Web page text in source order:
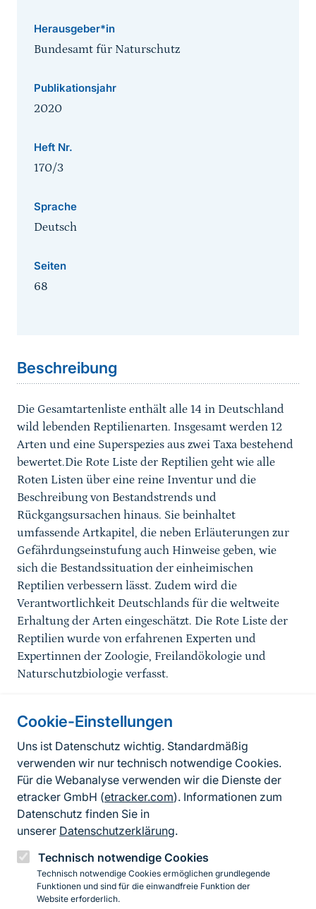
Cookie-Einstellungen
Uns ist Datenschutz wichtig. Standardmäßig
verwenden wir nur technisch notwendige Cookies.
Für die Webanalyse verwenden wir die Dienste der
etracker GmbH (etracker.com). Informationen zum
Datenschutz finden Sie in
unserer Datenschutzerklärung.
Technisch notwendige Cookies
Technisch notwendige Cookies ermöglichen grundlegende
Funktionen und sind für die einwandfreie Funktion der
Website erforderlich.
Herausgeber*in
Bundesamt für Naturschutz
Publikationsjahr
2020
Heft Nr.
170/3
Sprache
Deutsch
Seiten
68
Beschreibung
Die Gesamtartenliste enthält alle 14 in Deutschland
wild lebenden Reptilienarten. Insgesamt werden 12
Arten und eine Superspezies aus zwei Taxa bestehend
bewertet.Die Rote Liste der Reptilien geht wie alle
Roten Listen über eine reine Inventur und die
Beschreibung von Bestandstrends und
Rückgangsursachen hinaus. Sie beinhaltet
umfassende Artkapitel, die neben Erläuterungen zur
Gefährdungseinstufung auch Hinweise geben, wie
sich die Bestandssituation der einheimischen
Reptilien verbessern lässt. Zudem wird die
Verantwortlichkeit Deutschlands für die weltweite
Erhaltung der Arten eingeschätzt. Die Rote Liste der
Reptilien wurde von erfahrenen Experten und
Expertinnen der Zoologie, Freilandökologie und
Naturschutzbiologie verfasst.
Informationen zur Seite
FußzeileKontakt zum BfN
Kontaktformular
Erklärung zur Barrierefreiheit
Impressum
Datenschutz